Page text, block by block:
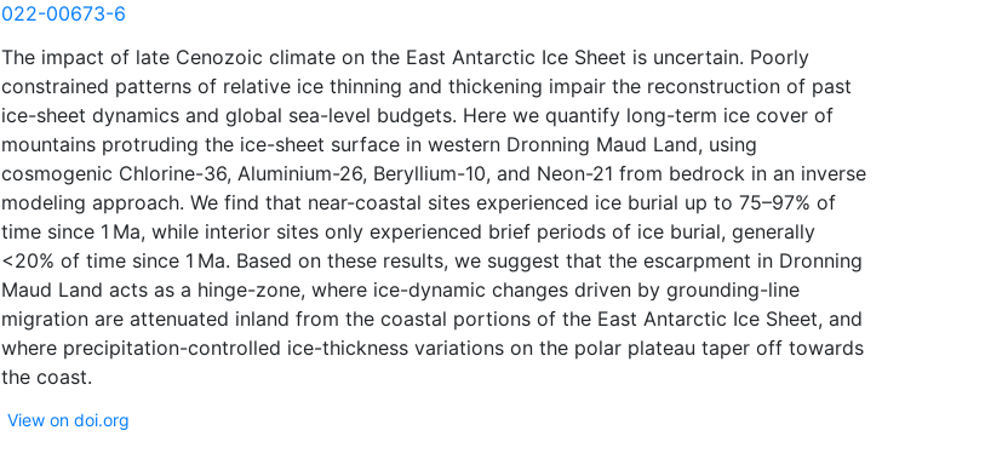
022-00673-6
The impact of late Cenozoic climate on the East Antarctic Ice Sheet is uncertain. Poorly
constrained patterns of relative ice thinning and thickening impair the reconstruction of past
ice-sheet dynamics and global sea-level budgets. Here we quantify long-term ice cover of
mountains protruding the ice-sheet surface in western Dronning Maud Land, using
cosmogenic Chlorine-36, Aluminium-26, Beryllium-10, and Neon-21 from bedrock in an inverse
modeling approach. We find that near-coastal sites experienced ice burial up to 75–97% of
time since 1 Ma, while interior sites only experienced brief periods of ice burial, generally
<20% of time since 1 Ma. Based on these results, we suggest that the escarpment in Dronning
Maud Land acts as a hinge-zone, where ice-dynamic changes driven by grounding-line
migration are attenuated inland from the coastal portions of the East Antarctic Ice Sheet, and
where precipitation-controlled ice-thickness variations on the polar plateau taper off towards
View on doi.org